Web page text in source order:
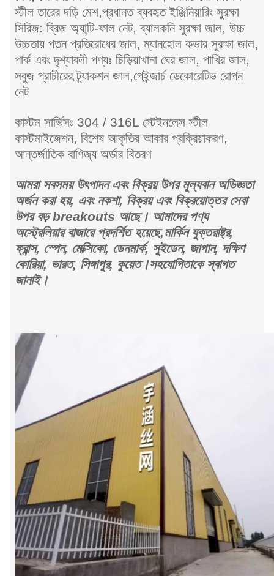
স্টীল তারের দড়ি মেশ,প্রধানত ব্যবহৃত ইঞ্জিনিয়ারিং সুরক্ষা
সিরিজ: ব্রিজ অ্যান্টি-ফাল নেট, ব্যালকনি সুরক্ষা জাল, উচ্চ
উচ্চতায় পতন প্রতিরোধের জাল, ম্যানহোল কভার সুরক্ষা জাল,
পার্ক এবং দৃশ্যাবলী পণ্যঃ চিড়িয়াখানা ঘের জাল, পাখির জাল,
সবুজ প্রাচীরের ট্র্যাকশন জাল,পেইন্জার্চ ডেকোরেটিভ রোপন
নেট
কাস্টম সার্ভিসঃ 304 / 316L স্টেইনলেস স্টীল
কাস্টমাইজেশন, বিশেষ আকৃতির আকার প্রক্রিয়াকরণ,
আন্তর্জাতিক বাণিজ্য অর্ডার বিতরণ
আমরা সবসময় উৎপাদন এবং বিক্রয় উপর মূল্যবান অভিজ্ঞতা
অর্জন করা হয়, এবং নকশা, বিক্রয় এবং বিক্রয়োত্তর সেবা
উপর বড় breakouts আছে। আমাদের পণ্য
অস্ট্রেলিয়ার বাজারে প্রদর্শিত হয়েছে,মার্কিন যুক্তরাষ্ট্র,
ফ্রান্স, স্পেন, মেক্সিকো, ডেনমার্ক, সুইডেন, জাপান, দক্ষিণ
কোরিয়া, ভারত, সিঙ্গাপুর, কুয়েত।সহযোগিতাকে স্বাগত
জানাই।